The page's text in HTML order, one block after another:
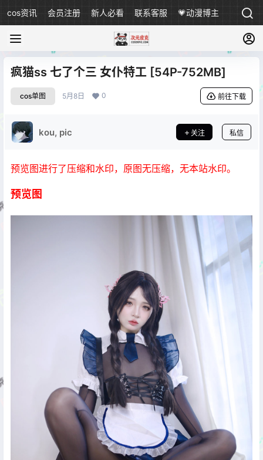
cos资讯 会员注册 新人必看 联系客服 💗动漫博主
疯猫ss 七了个三 女仆特工 [54P-752MB]
cos单图 5月8日 0 前往下载
kou, pic 关注 私信
预览图进行了压缩和水印，原图无压缩，无本站水印。
预览图